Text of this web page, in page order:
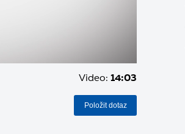
Video: 14:03
Položit dotaz